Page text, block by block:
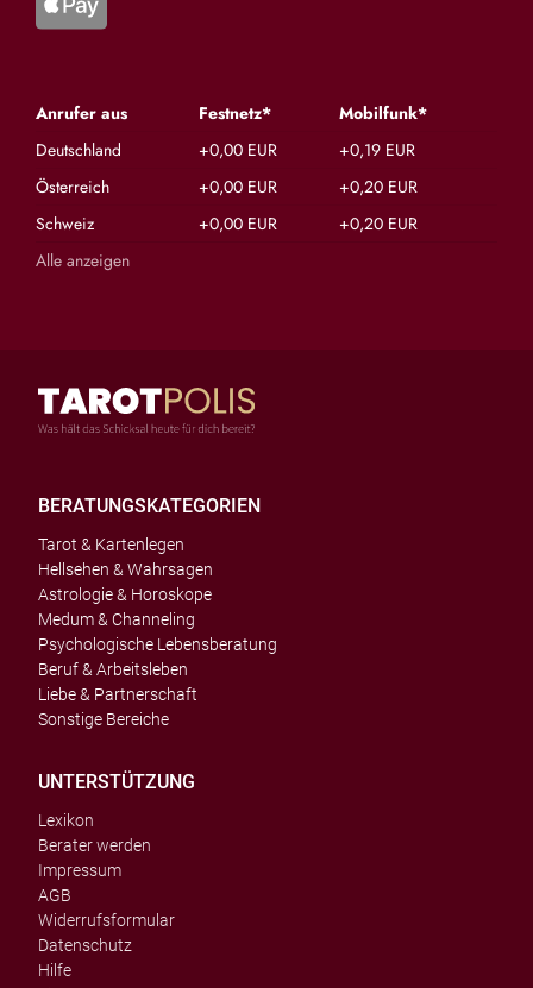
Anrufer aus Festnetz*
Mobilfunk*
Deutschland
+0,00 EUR
+0,19 EUR
Österreich
+0,00 EUR
+0,20 EUR
Schweiz
+0,00 EUR
+0,20 EUR
Alle anzeigen
BERATUNGSKATEGORIEN
Tarot & Kartenlegen
Hellsehen & Wahrsagen
Astrologie & Horoskope
Medum & Channeling
Psychologische Lebensberatung
Beruf & Arbeitsleben
Liebe & Partnerschaft
Sonstige Bereiche
UNTERSTÜTZUNG
Lexikon
Berater werden
Impressum
AGB
Widerrufsformular
Datenschutz
Hilfe